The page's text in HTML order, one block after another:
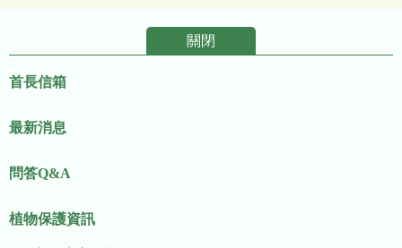
關閉
首長信箱
最新消息
問答Q&A
植物保護資訊